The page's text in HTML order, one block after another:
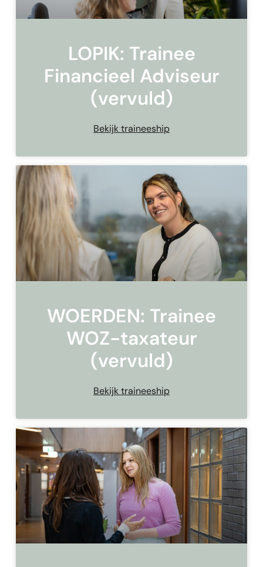
LOPIK: Trainee
Financieel Adviseur
(vervuld)
Bekijk traineeship
WOERDEN: Trainee
WOZ-taxateur
(vervuld)
Bekijk traineeship